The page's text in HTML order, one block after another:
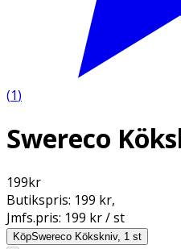
(1)
Swereco
199kr
Butikspris: 199 kr,
Jmfs.pris: 199 kr / st
KöpSwereco Kökskniv, 1 st